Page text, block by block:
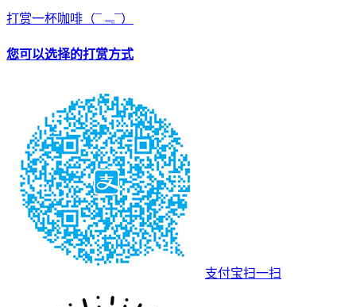
打赏一杯咖啡 （¯﹃¯）
您可以选择的打赏方式
支付宝扫一扫